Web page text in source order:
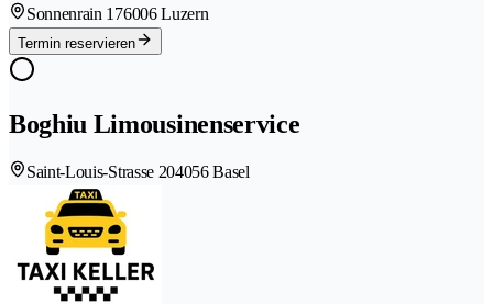
Sonnenrain 176006 Luzern
Termin reservieren
Boghiu Limousinenservice
Saint-Louis-Strasse 204056 Basel